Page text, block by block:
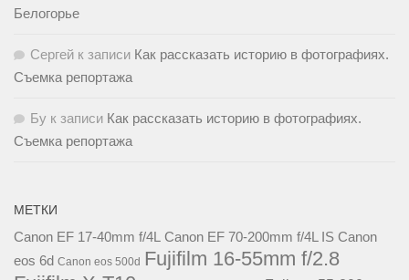
Белогорье
Сергей к записи Как рассказать историю в фотографиях.
Съемка репортажа
Бу к записи Как рассказать историю в фотографиях.
Съемка репортажа
МЕТКИ
Canon EF 17-40mm f/4L Canon EF 70-200mm f/4L IS Canon
eos 6d Canon eos 500d Fujifilm 16-55mm f/2.8